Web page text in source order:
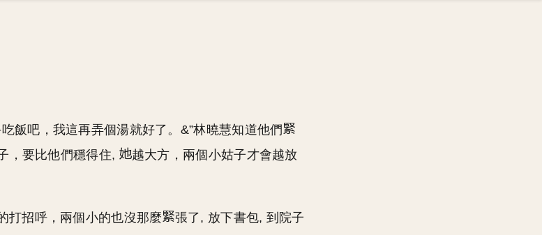
飯吧，我這再弄個湯就好了。&”林曉慧知道他們
，要比他們穩得住,
越大方，兩個小姑子才會越放
打招呼，兩個小的也沒那麼
張了, 放下書包, 到院子